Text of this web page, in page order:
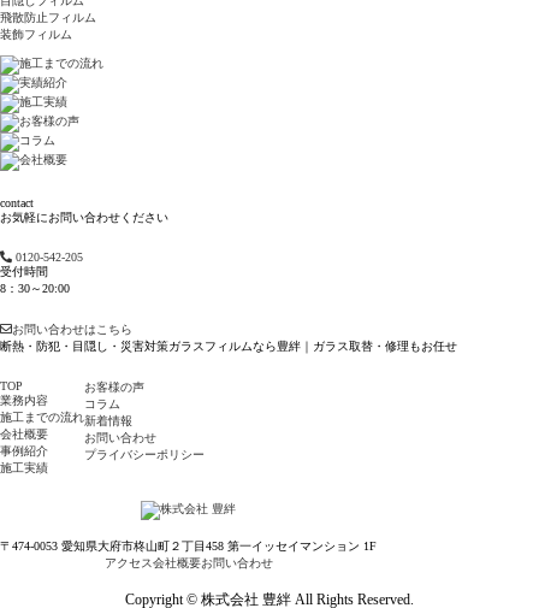
飛散防止フィルム
装飾フィルム
contact
お気軽にお問い合わせください
0120-542-205
受付時間
8：30～20:00
お問い合わせはこちら
断熱・防犯・目隠し・災害対策ガラスフィルムなら豊絆｜ガラス取替・修理もお任せ
TOP
業務内容
施工までの流れ
会社概要
事例紹介
施工実績
お客様の声
コラム
新着情報
お問い合わせ
プライバシーポリシー
〒474-0053 愛知県大府市柊山町２丁目458 第一イッセイマンション 1F
アクセス会社概要お問い合わせ
Copyright © 株式会社 豊絆 All Rights Reserved.